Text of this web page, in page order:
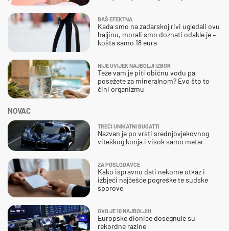
NOVAC
TREĆI UNIKATNI BUGATTI
Nazvan je po vrsti srednjovjekovnog
viteškog konja i visok samo metar
ZA POSLODAVCE
Kako ispravno dati nekome otkaz i
izbjeći najčešće pogreške te sudske
sporove
OVO JE 10 NAJBOLJIH
Europske dionice dosegnule su
rekordne razine
BAŠ EFEKTNA
Kada smo na zadarskoj rivi ugledali ovu
haljinu, morali smo doznati odakle je –
košta samo 18 eura
NIJE UVIJEK NAJBOLJI IZBOR
Teže vam je piti običnu vodu pa
posežete za mineralnom? Evo što to
čini organizmu